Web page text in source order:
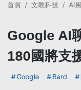
首頁 文教科技 AI
Google AI
180國將支
Google Bard